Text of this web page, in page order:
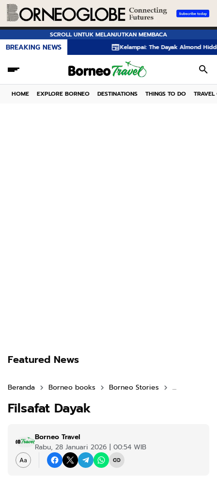
SCROLL UNTUK MELANJUTKAN MEMBACA
BREAKING NEWS Kelampai: The Dayak Almond Hidden
HOME EXPLORE BORNEO DESTINATIONS THINGS TO DO TRAVEL
Featured News
Beranda Borneo books Borneo Stories North
Filsafat Dayak
Borneo Travel
Rabu, 28 Januari 2026 | 00:54 WIB